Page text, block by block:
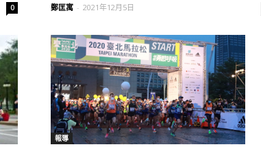
0 鄭匡寓 - 2021年12月5日
報導